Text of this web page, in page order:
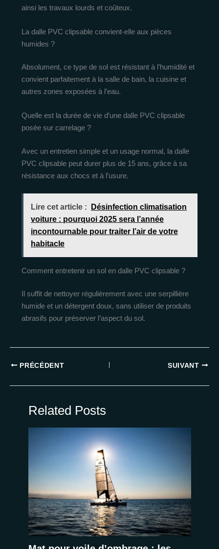
ainsi les travaux lourds et coûteux.
La dalle PVC clipsable convient-elle aux pièces
humides ?
Absolument, ce type de sol est résistant à l’humidité et
convient parfaitement à la salle de bain, la cuisine et
autres zones exposées à l’eau.
Quelle est la durée de vie d’une dalle PVC clipsable
posée sur carrelage ?
Avec un entretien simple et un usage normal, la dalle
PVC clipsable peut durer plus de 15 ans, grâce à sa
résistance aux chocs et à l’usure.
Lire cet article :
Désinfection climatisation
voiture : pourquoi 2025 sera l’année
incontournable pour traiter l’air de votre
habitacle
Comment entretenir un sol en dalle PVC clipsable ?
Il suffit de nettoyer régulièrement avec une serpillière
humide et un détergent doux, sans utiliser de produits
abrasifs pour préserver l’aspect du sol.
PRÉCÉDENT SUIVANT
Related Posts